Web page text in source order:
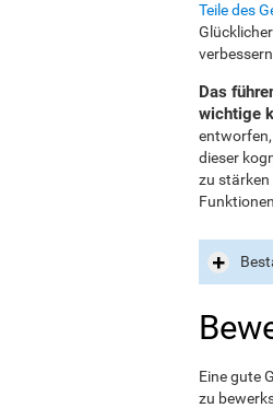
Teile des
Das
wichtige
dieser
zu stärken
Eine gute
zu